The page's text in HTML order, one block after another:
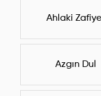
Ahlaki
Azgın Dul